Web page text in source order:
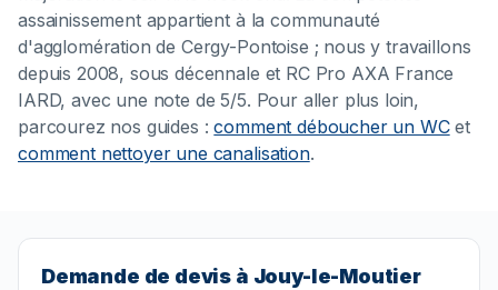
assainissement appartient à la communauté
d'agglomération de Cergy-Pontoise ; nous y travaillons
depuis 2008, sous décennale et RC Pro AXA France
IARD, avec une note de 5/5. Pour aller plus loin,
parcourez nos guides :comment déboucher un WCet
comment nettoyer une canalisation.
Demande de devis à Jouy-le-Moutier